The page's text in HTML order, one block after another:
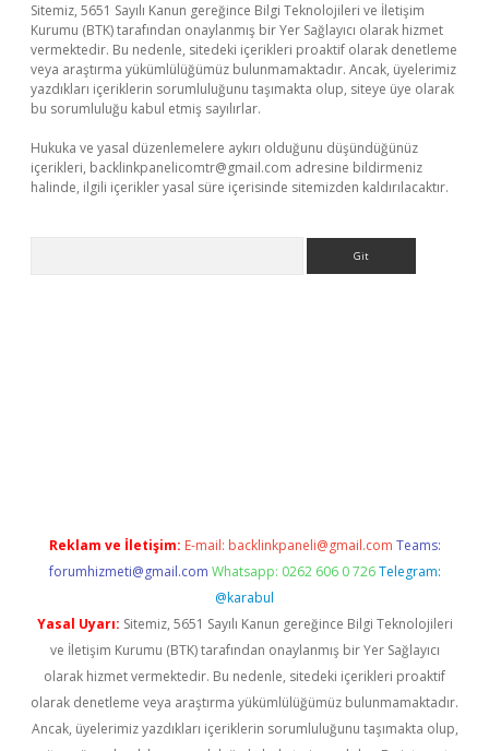
Sitemiz, 5651 Sayılı Kanun gereğince Bilgi Teknolojileri ve İletişim
Kurumu (BTK) tarafından onaylanmış bir Yer Sağlayıcı olarak hizmet
vermektedir. Bu nedenle, sitedeki içerikleri proaktif olarak denetleme
veya araştırma yükümlülüğümüz bulunmamaktadır. Ancak, üyelerimiz
yazdıkları içeriklerin sorumluluğunu taşımakta olup, siteye üye olarak
bu sorumluluğu kabul etmiş sayılırlar.
Hukuka ve yasal düzenlemelere aykırı olduğunu düşündüğünüz
içerikleri, backlinkpanelicomtr@gmail.com adresine bildirmeniz
halinde, ilgili içerikler yasal süre içerisinde sitemizden kaldırılacaktır.
Reklam ve İletişim: E-mail: backlinkpaneli@gmail.com Teams:
forumhizmeti@gmail.com Whatsapp: 0262 606 0 726 Telegram:
@karabul
Yasal Uyarı: Sitemiz, 5651 Sayılı Kanun gereğince Bilgi Teknolojileri
ve İletişim Kurumu (BTK) tarafından onaylanmış bir Yer Sağlayıcı
olarak hizmet vermektedir. Bu nedenle, sitedeki içerikleri proaktif
olarak denetleme veya araştırma yükümlülüğümüz bulunmamaktadır.
Ancak, üyelerimiz yazdıkları içeriklerin sorumluluğunu taşımakta olup,